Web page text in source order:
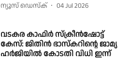
ന്യൂസ് ഡെസ്ക് 04 Jul 2026
വടകര കാഫിർ സ്‌ക്രീൻഷോട്ട്
കേസ്: ജിതിൻ ഭാസ്‌കറിൻ്റെ ജാമ്യ
ഹർജിയിൽ കോടതി വിധി ഇന്ന്